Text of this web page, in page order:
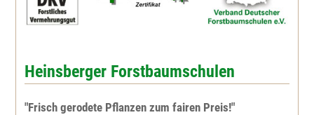
Heinsberger Forstbaumschulen
"Frisch gerodete Pflanzen zum fairen Preis!"